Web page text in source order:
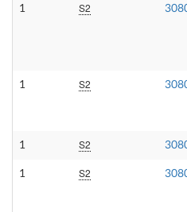
1 S2
1 S2
1 S2
1 S2